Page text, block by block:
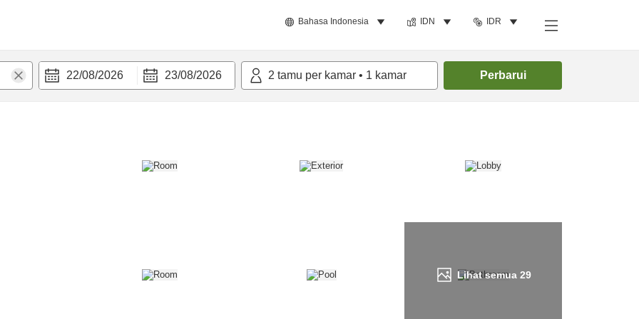
Bahasa Indonesia IDN IDR
22/08/2026 23/08/2026 2 tamu per kamar • 1 kamar Perbarui
Lihat semua 29
Cari kamar